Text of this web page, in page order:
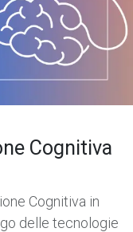
Cognitiva
Cognitiva in
delle tecnologie